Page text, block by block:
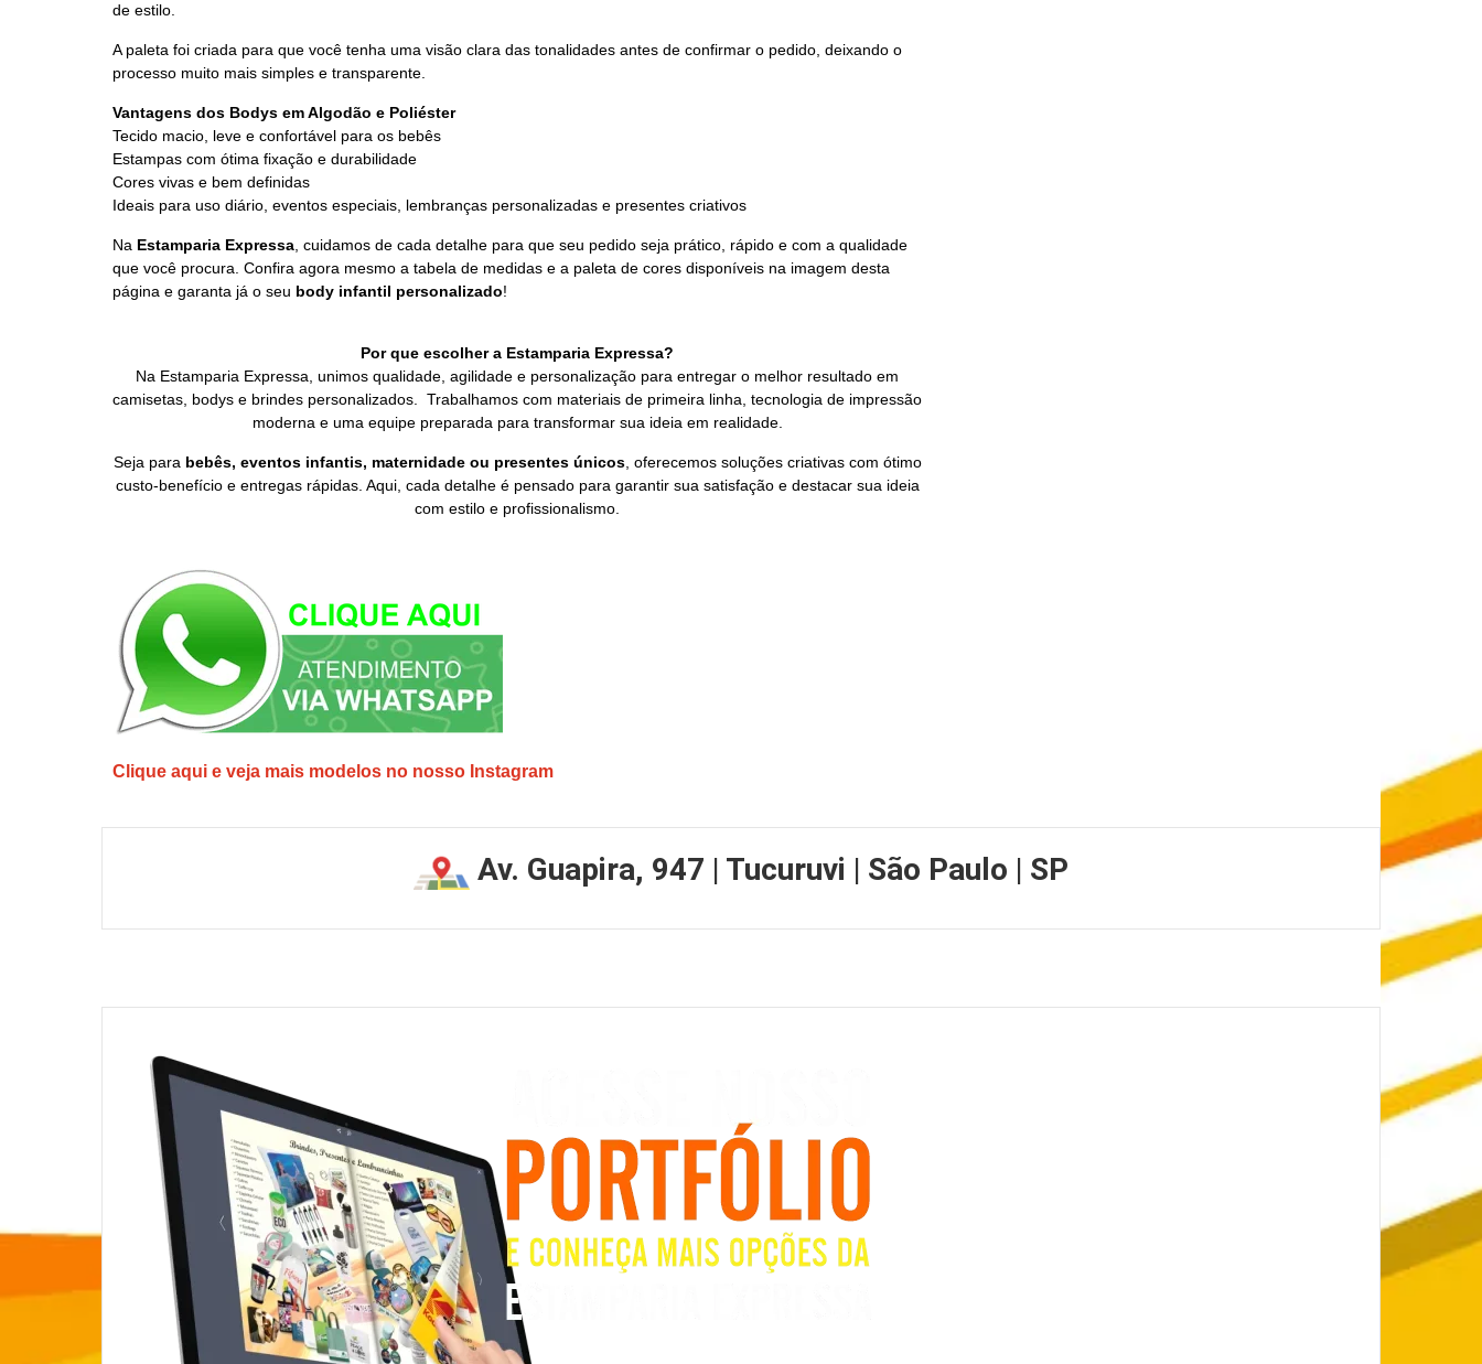
de estilo.
A paleta foi criada para que você tenha uma visão clara das tonalidades antes de confirmar o pedido, deixando o
processo muito mais simples e transparente.
Vantagens dos Bodys em Algodão e Poliéster
Tecido macio, leve e confortável para os bebês
Estampas com ótima fixação e durabilidade
Cores vivas e bem definidas
Ideais para uso diário, eventos especiais, lembranças personalizadas e presentes criativos
Na Estamparia Expressa , cuidamos de cada detalhe para que seu pedido seja prático, rápido e com a qualidade
que você procura. Confira agora mesmo a tabela de medidas e a paleta de cores disponíveis na imagem desta
página e garanta já o seu body infantil personalizado!
Por que escolher a Estamparia Expressa?
Na Estamparia Expressa, unimos qualidade, agilidade e personalização para entregar o melhor resultado em
camisetas, bodys e brindes personalizados. Trabalhamos com materiais de primeira linha, tecnologia de impressão
moderna e uma equipe preparada para transformar sua ideia em realidade.
Seja para bebês, eventos infantis, maternidade ou presentes únicos, oferecemos soluções criativas com ótimo
custo-benefício e entregas rápidas. Aqui, cada detalhe é pensado para garantir sua satisfação e destacar sua ideia
com estilo e profissionalismo.
Clique aqui e veja mais modelos no nosso Instagram
Av. Guapira, 947 | Tucuruvi | São Paulo | SP